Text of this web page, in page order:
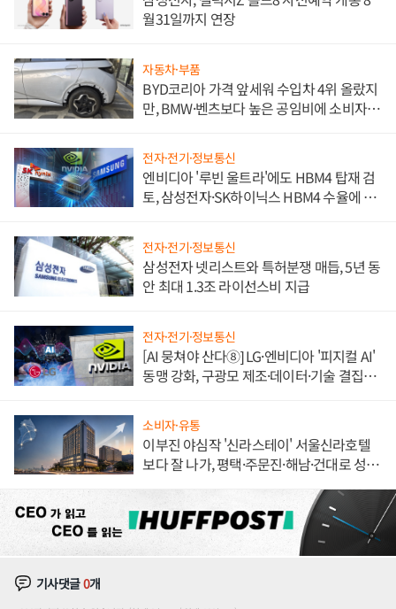
월31일까지 연장
자동차·부품
BYD코리아 가격 앞세워 수입차 4위 올랐지
만, BMW·벤츠보다 높은 공임비에 소비자
전자·전기·정보통신
엔비디아 '루빈 울트라'에도 HBM4 탑재 검
토, 삼성전자·SK하이닉스 HBM4 수율에 주
전자·전기·정보통신
삼성전자 넷리스트와 특허분쟁 매듭, 5년 동
안 최대 1.3조 라이선스비 지급
전자·전기·정보통신
[AI 뭉쳐야 산다⑧] LG·엔비디아 '피지컬 AI'
동맹 강화, 구광모 제조·데이터·기술 결집
소비자·유통
이부진 야심작 '신라스테이' 서울신라호텔
보다 잘 나가, 평택·주문진·해남·건대로 성
기사댓글0개